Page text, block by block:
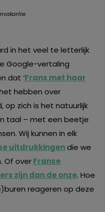
in het veel te letterlijk
Google-vertaling
dat ‘Frans met haar
hebben over
op zich is het natuurlijk
taal – met een beetje
Wij kunnen in elk
uitdrukkingendie we
Of overFranse
zijn dan de onze. Hoe
reageren op deze